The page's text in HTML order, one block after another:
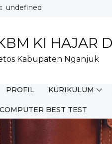
undefined
KI HAJAR
Kabupaten Nganjuk
PROFIL KURIKULUM
COMPUTER BEST TEST